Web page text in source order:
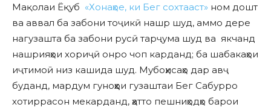
Мақолаи Ёқуб «Хонаҳое, ки Бег сохтааст» ном дошт
ва аввал ба забони тоҷикӣ нашр шуд, аммо дере
нагузашта ба забони русӣ тарҷума шуд ва якчанд
нашрияҳои хориҷӣ онро чоп карданд; ба шабакаҳои
иҷтимоӣ низ кашида шуд. Мубоҳисаҳо дар авҷ
буданд, мардум гуноҳҳои гузаштаи Бег Сабурро
хотиррасон мекарданд, ҳатто пешниҳодҳо барои